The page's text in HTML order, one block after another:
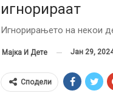
игнорираат
Игнорирањето на некои
Мајка И Дете Јан 29,
Сподели